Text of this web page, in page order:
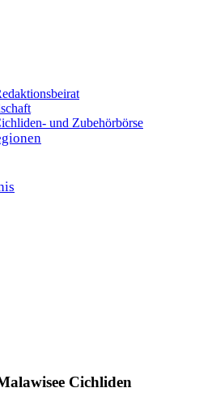
und Zubehörbörse
Cichliden